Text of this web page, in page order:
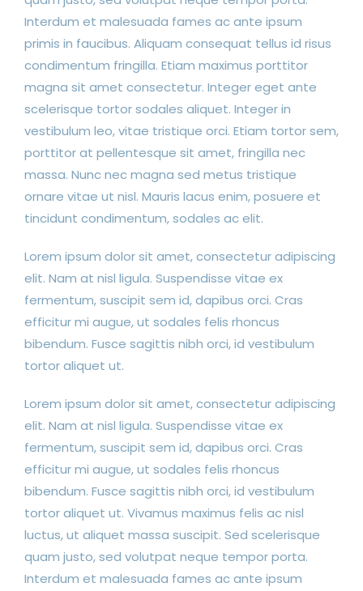
Interdum et malesuada fames ac ante ipsum
primis in faucibus. Aliquam consequat tellus id risus
condimentum fringilla. Etiam maximus porttitor
magna sit amet consectetur. Integer eget ante
scelerisque tortor sodales aliquet. Integer in
vestibulum leo, vitae tristique orci. Etiam tortor sem,
porttitor at pellentesque sit amet, fringilla nec
massa. Nunc nec magna sed metus tristique
ornare vitae ut nisl. Mauris lacus enim, posuere et
tincidunt condimentum, sodales ac elit.
Lorem ipsum dolor sit amet, consectetur adipiscing
elit. Nam at nisl ligula. Suspendisse vitae ex
fermentum, suscipit sem id, dapibus orci. Cras
efficitur mi augue, ut sodales felis rhoncus
bibendum. Fusce sagittis nibh orci, id vestibulum
tortor aliquet ut.
Lorem ipsum dolor sit amet, consectetur adipiscing
elit. Nam at nisl ligula. Suspendisse vitae ex
fermentum, suscipit sem id, dapibus orci. Cras
efficitur mi augue, ut sodales felis rhoncus
bibendum. Fusce sagittis nibh orci, id vestibulum
tortor aliquet ut. Vivamus maximus felis ac nisl
luctus, ut aliquet massa suscipit. Sed scelerisque
quam justo, sed volutpat neque tempor porta.
Interdum et malesuada fames ac ante ipsum